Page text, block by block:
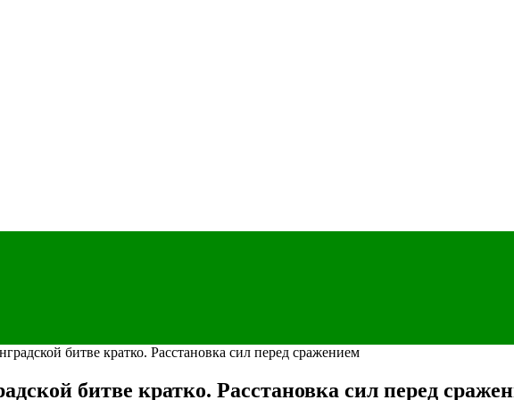
битве кратко. Расстановка сил перед сражением
битве кратко. Расстановка сил перед